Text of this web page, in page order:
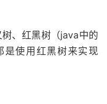
树、红黑树（java中的
是使用红黑树来实现